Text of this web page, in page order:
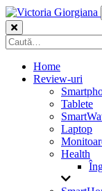
Skip
to
content
Caută
după:
Home
Review-uri
Tablete
Laptop
Health